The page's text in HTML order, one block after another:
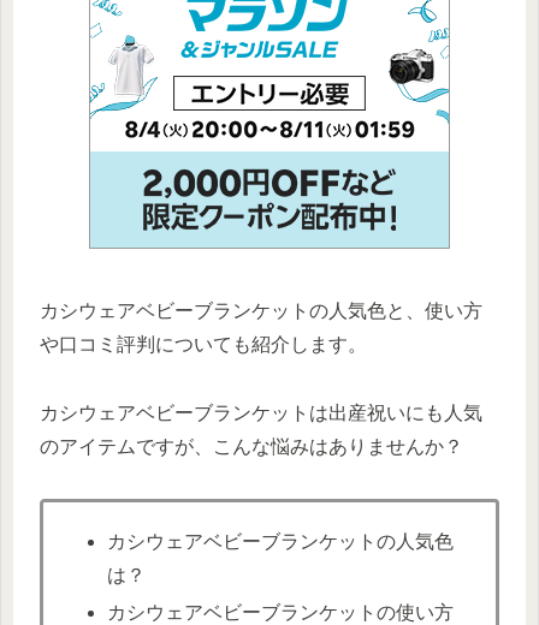
カシウェアベビーブランケットの人気色と、使い方
や口コミ評判についても紹介します。
カシウェアベビーブランケットは出産祝いにも人気
のアイテムですが、こんな悩みはありませんか？
カシウェアベビーブランケットの人気色
は？
カシウェアベビーブランケットの使い方